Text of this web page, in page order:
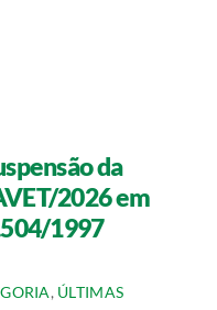
da
2026 em
1997
, ÚLTIMAS